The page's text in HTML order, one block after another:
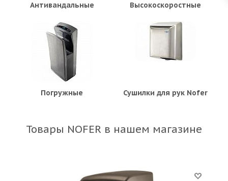
Антивандальные Высокоскоростные
Погружные Сушилки для рук Nofer
Товары NOFER в нашем магазине